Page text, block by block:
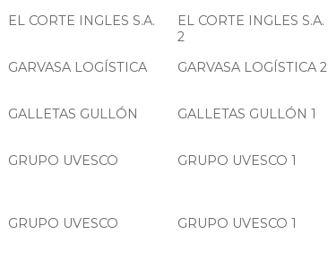
EL CORTE INGLES S.A.
EL CORTE INGLES S.A.
2
GARVASA LOGÍSTICA GARVASA LOGÍSTICA 2
GALLETAS GULLÓN GALLETAS GULLÓN 1
GRUPO UVESCO GRUPO UVESCO 1
GRUPO UVESCO GRUPO UVESCO 1